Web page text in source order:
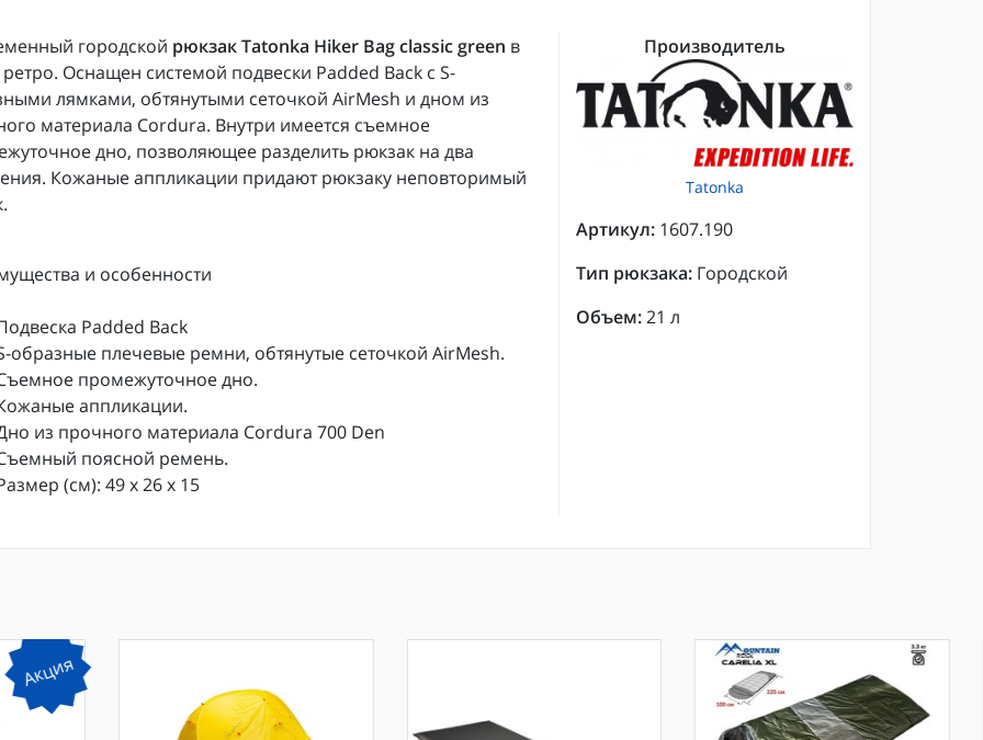
городской рюкзак Tatonka Hiker Bag classic green в
ретро. Оснащен системой подвески Padded Back с S-
лямками, обтянутыми сеточкой AirMesh и дном из
материала Cordura. Внутри имеется съемное
дно, позволяющее разделить рюкзак на два
Кожаные аппликации придают рюкзаку неповторимый
и особенности
Padded Back
образные плечевые ремни, обтянутые сеточкой AirMesh.
промежуточное дно.
аппликации.
из прочного материала Cordura 700 Den
поясной ремень.
(см): 49 x 26 x 15
Производитель
Tatonka
Артикул: 1607.190
Тип рюкзака: Городской
Объем:21 л
Акция